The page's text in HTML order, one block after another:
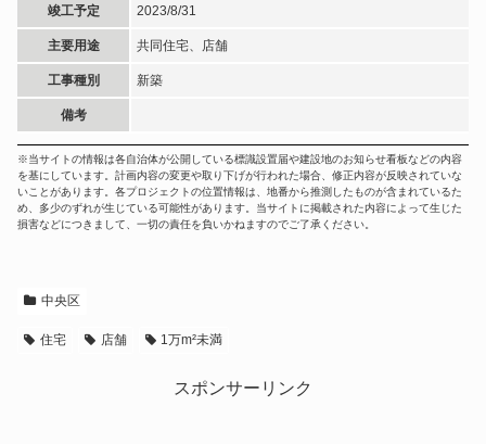
竣工予定 2023/8/31
主要用途 共同住宅、店舗
工事種別 新築
備考
※当サイトの情報は各自治体が公開している標識設置届や建設地のお知らせ看板などの内容
を基にしています。計画内容の変更や取り下げが行われた場合、修正内容が反映されていな
いことがあります。各プロジェクトの位置情報は、地番から推測したものが含まれているた
め、多少のずれが生じている可能性があります。当サイトに掲載された内容によって生じた
損害などにつきまして、一切の責任を負いかねますのでご了承ください。
中央区
住宅 店舗 1万m²未満
スポンサーリンク